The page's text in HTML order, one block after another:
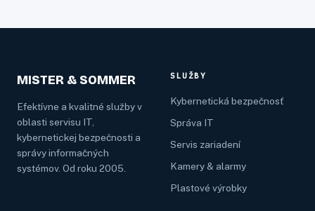
MISTER & SOMMER
Efektívne a kvalitné služby v
oblasti servisu IT,
kybernetickej bezpečnosti a
správy informačných
systémov. Od roku 2005.
SLUŽBY
Kybernetická bezpečnosť
Správa IT
Servis zariadení
Kamery & alarmy
Plastové výrobky